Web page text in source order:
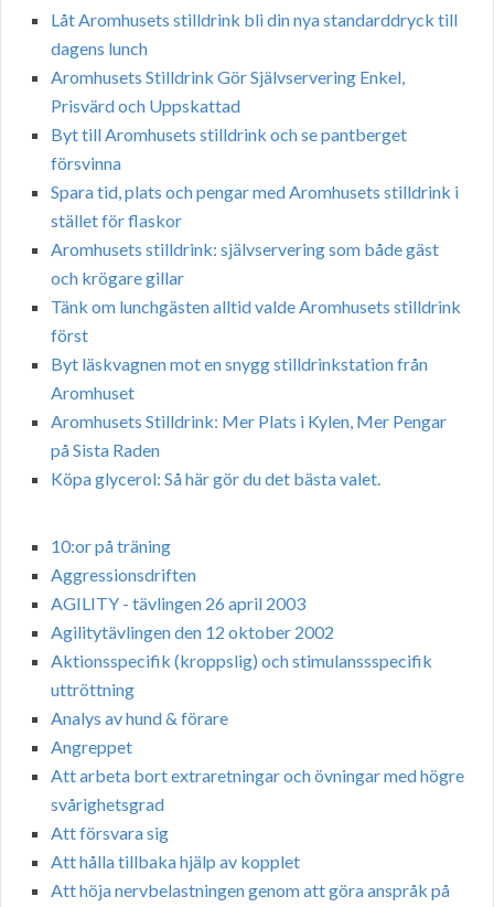
Låt Aromhusets stilldrink bli din nya standarddryck till
dagens lunch
Aromhusets Stilldrink Gör Självservering Enkel,
Prisvärd och Uppskattad
Byt till Aromhusets stilldrink och se pantberget
försvinna
Spara tid, plats och pengar med Aromhusets stilldrink i
stället för flaskor
Aromhusets stilldrink: självservering som både gäst
och krögare gillar
Tänk om lunchgästen alltid valde Aromhusets stilldrink
först
Byt läskvagnen mot en snygg stilldrinkstation från
Aromhuset
Aromhusets Stilldrink: Mer Plats i Kylen, Mer Pengar
på Sista Raden
Köpa glycerol: Så här gör du det bästa valet.
10:or på träning
Aggressionsdriften
AGILITY - tävlingen 26 april 2003
Agilitytävlingen den 12 oktober 2002
Aktionsspecifik (kroppslig) och stimulanssspecifik
uttröttning
Analys av hund & förare
Angreppet
Att arbeta bort extraretningar och övningar med högre
svårighetsgrad
Att försvara sig
Att hålla tillbaka hjälp av kopplet
Att höja nervbelastningen genom att göra anspråk på